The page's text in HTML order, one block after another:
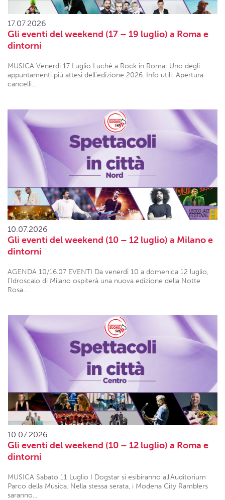
17.07.2026
Gli eventi del weekend (17 – 19 luglio) a Roma e
dintorni
MUSICA Venerdì 17 Luglio Luchè a Rock in Roma: Uno degli
appuntamenti più attesi dell'edizione 2026. Info utili: Apertura
cancelli...
10.07.2026
Gli eventi del weekend (10 – 12 luglio) a Milano e
dintorni
AGENDA 10/16.07 EVENTI Da venerdì 10 a domenica 12 luglio,
l’Idroscalo di Milano ospiterà una nuova edizione della Notte
Rosa...
10.07.2026
Gli eventi del weekend (10 – 12 luglio) a Roma e
dintorni
MUSICA Sabato 11 Luglio I Dogstar si esibiranno all'Auditorium
Parco della Musica. Nella stessa serata, i Modena City Ramblers
saranno...